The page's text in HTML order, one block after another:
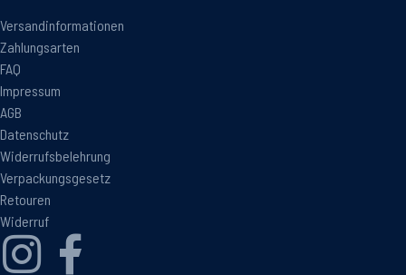
Versandinformationen
Zahlungsarten
FAQ
Impressum
AGB
Datenschutz
Widerrufsbelehrung
Verpackungsgesetz
Retouren
Widerruf